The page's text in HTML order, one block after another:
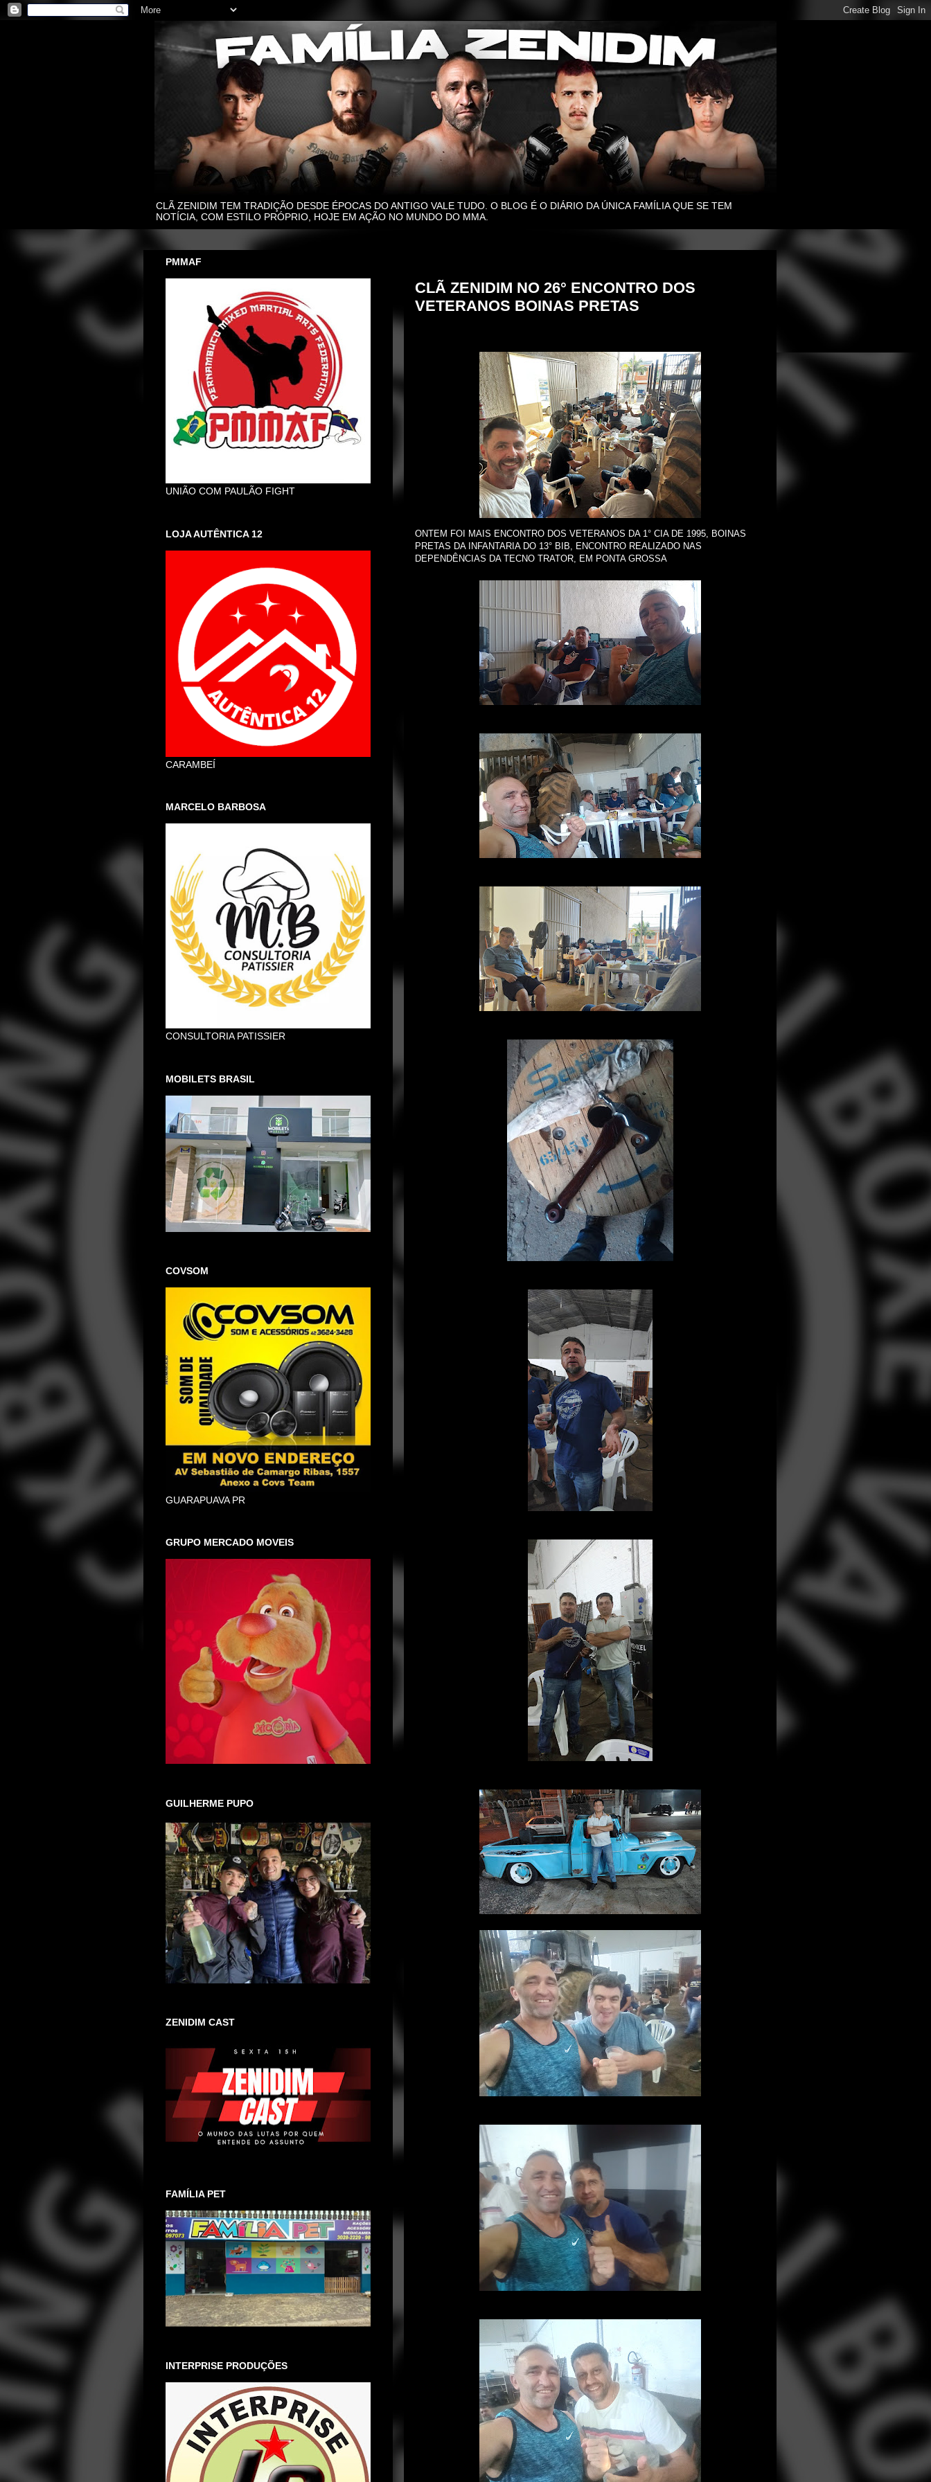
CLÃ ZENIDIM TEM TRADIÇÃO DESDE ÉPOCAS DO ANTIGO VALE TUDO. O BLOG É O DIÁRIO DA ÚNICA FAMÍLIA QUE SE TEM
NOTÍCIA, COM ESTILO PRÓPRIO, HOJE EM AÇÃO NO MUNDO DO MMA.
CLÃ ZENIDIM NO 26° ENCONTRO DOS
VETERANOS BOINAS PRETAS
ONTEM FOI MAIS ENCONTRO DOS VETERANOS DA 1° CIA DE 1995, BOINAS
PRETAS DA INFANTARIA DO 13° BIB, ENCONTRO REALIZADO NAS
DEPENDÊNCIAS DA TECNO TRATOR, EM PONTA GROSSA
PMMAF
UNIÃO COM PAULÃO FIGHT
LOJA AUTÊNTICA 12
CARAMBEÍ
MARCELO BARBOSA
CONSULTORIA PATISSIER
MOBILETS BRASIL
COVSOM
GUARAPUAVA PR
GRUPO MERCADO MOVEIS
GUILHERME PUPO
ZENIDIM CAST
FAMÍLIA PET
INTERPRISE PRODUÇÕES